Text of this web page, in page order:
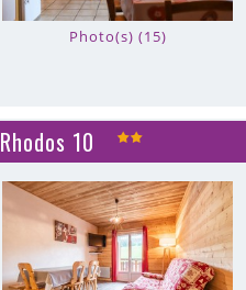
Photo(s) (15)
Rhodos 10